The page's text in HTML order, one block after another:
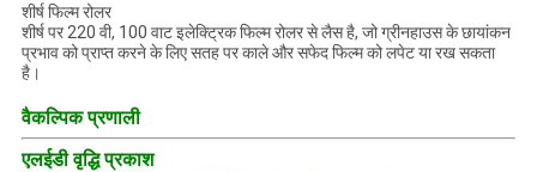
शीर्ष फिल्म रोलर
शीर्ष पर 220 वी, 100 वाट इलेक्ट्रिक फिल्म रोलर से लैस है, जो ग्रीनहाउस के छायांकन
प्रभाव को प्राप्त करने के लिए सतह पर काले और सफेद फिल्म को लपेट या रख सकता
है।
वैकल्पिक प्रणाली
एलईडी वृद्धि प्रकाश